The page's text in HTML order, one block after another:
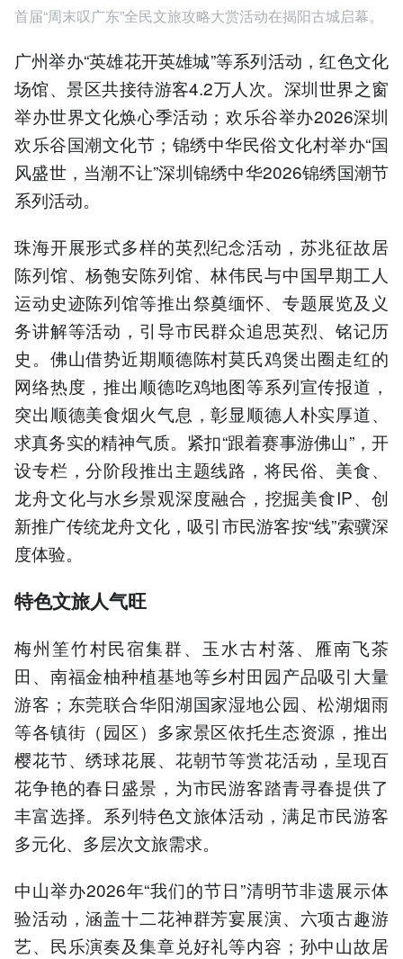
首届“周末叹广东”全民文旅攻略大赏活动在揭阳古城启幕。
广州举办“英雄花开英雄城”等系列活动，红色文化
场馆、景区共接待游客4.2万人次。深圳世界之窗
举办世界文化焕心季活动；欢乐谷举办2026深圳
欢乐谷国潮文化节；锦绣中华民俗文化村举办“国
风盛世，当潮不让”深圳锦绣中华2026锦绣国潮节
系列活动。
珠海开展形式多样的英烈纪念活动，苏兆征故居
陈列馆、杨匏安陈列馆、林伟民与中国早期工人
运动史迹陈列馆等推出祭奠缅怀、专题展览及义
务讲解等活动，引导市民群众追思英烈、铭记历
史。佛山借势近期顺德陈村莫氏鸡煲出圈走红的
网络热度，推出顺德吃鸡地图等系列宣传报道，
突出顺德美食烟火气息，彰显顺德人朴实厚道、
求真务实的精神气质。紧扣“跟着赛事游佛山”，开
设专栏，分阶段推出主题线路，将民俗、美食、
龙舟文化与水乡景观深度融合，挖掘美食IP、创
新推广传统龙舟文化，吸引市民游客按“线”索骥深
度体验。
特色文旅人气旺
梅州筀竹村民宿集群、玉水古村落、雁南飞茶
田、南福金柚种植基地等乡村田园产品吸引大量
游客；东莞联合华阳湖国家湿地公园、松湖烟雨
等各镇街（园区）多家景区依托生态资源，推出
樱花节、绣球花展、花朝节等赏花活动，呈现百
花争艳的春日盛景，为市民游客踏青寻春提供了
丰富选择。系列特色文旅体活动，满足市民游客
多元化、多层次文旅需求。
中山举办2026年“我们的节日”清明节非遗展示体
验活动，涵盖十二花神群芳宴展演、六项古趣游
艺、民乐演奏及集章兑好礼等内容；孙中山故居